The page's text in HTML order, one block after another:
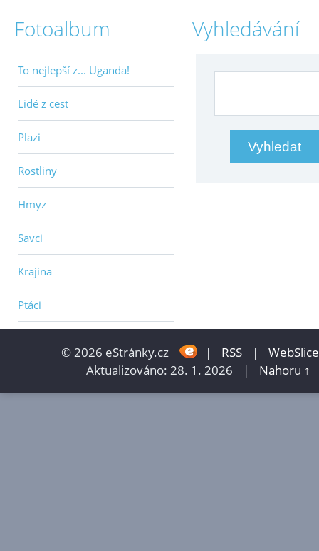
Fotoalbum
To nejlepší z... Uganda!
Lidé z cest
Plazi
Rostliny
Hmyz
Savci
Krajina
Ptáci
Vyhledávání
© 2026 eStránky.cz | RSS |
WebSlice
Aktualizováno: 28. 1. 2026
| Nahoru ↑